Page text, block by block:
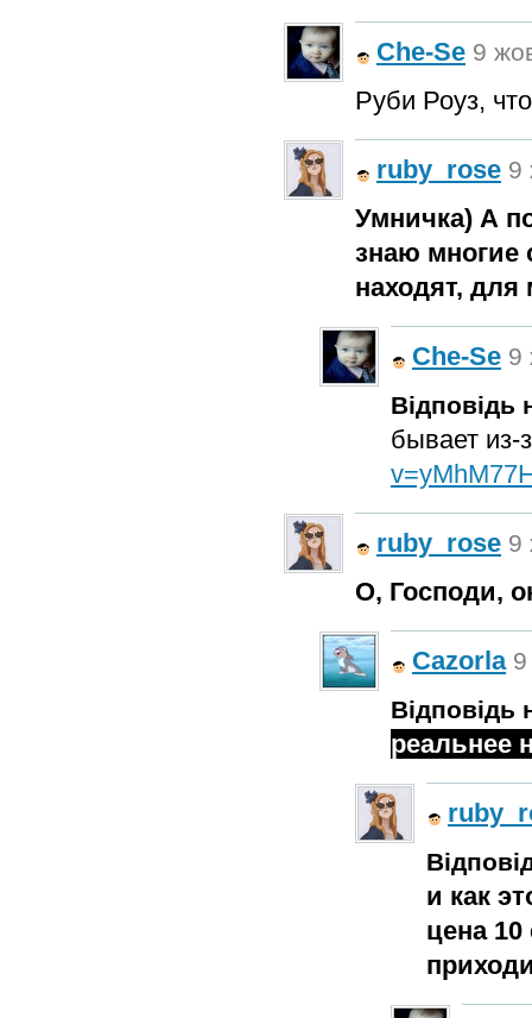
Che-Se 9
Руби Роуз,
ruby_rose 9
Умничка) А
знаю многие
находят, для
Che-Se 9
Відповідь
бывает из-
ruby_rose 9
О, Господи,
Cazorla
Відповідь
реальнее
и как
цена